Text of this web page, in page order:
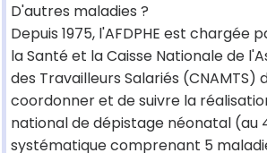
D'autres maladies ?
Depuis 1975, l'AFDPHE est chargée
la Santé et la Caisse Nationale de
des Travailleurs Salariés (CNAMTS)
coordonner et de suivre la
national de dépistage néonatal (au
systématique comprenant 5